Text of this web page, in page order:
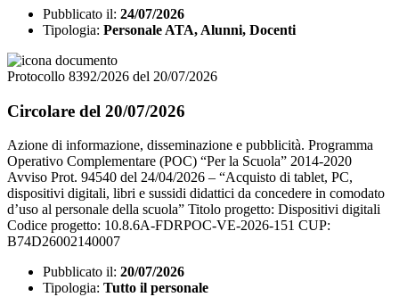
Pubblicato il: 24/07/2026
Tipologia: Personale ATA, Alunni, Docenti
Protocollo 8392/2026 del 20/07/2026
Circolare del 20/07/2026
Azione di informazione, disseminazione e pubblicità. Programma
Operativo Complementare (POC) “Per la Scuola” 2014-2020
Avviso Prot. 94540 del 24/04/2026 – “Acquisto di tablet, PC,
dispositivi digitali, libri e sussidi didattici da concedere in comodato
d’uso al personale della scuola” Titolo progetto: Dispositivi digitali
Codice progetto: 10.8.6A-FDRPOC-VE-2026-151 CUP:
B74D26002140007
Pubblicato il: 20/07/2026
Tipologia: Tutto il personale